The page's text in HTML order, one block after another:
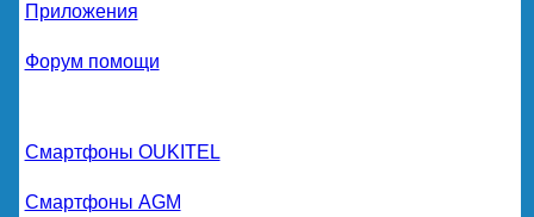
Приложения
Форум помощи
Смартфоны OUKITEL
Смартфоны AGM